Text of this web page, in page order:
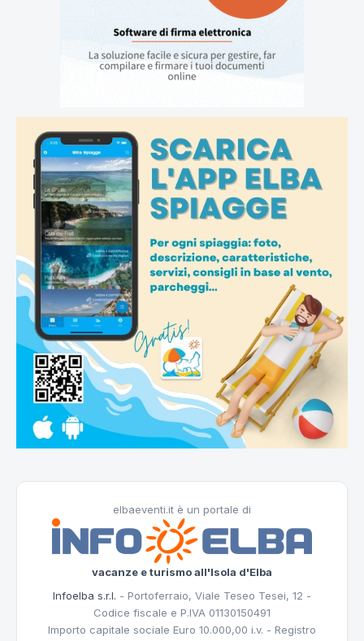
elbaeventi.it è un portale di
vacanze e turismo all'Isola d'Elba
Infoelba s.r.l. - Portoferraio, Viale Teseo Tesei, 12 -
Codice fiscale e P.IVA 01130150491
Importo capitale sociale Euro 10.000,00 i.v. - Registro